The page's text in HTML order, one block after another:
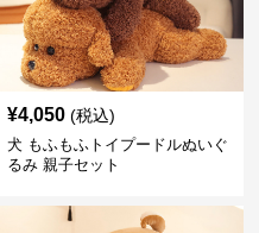
¥4,050 (税込)
犬 もふもふトイプードルぬいぐ
るみ 親子セット